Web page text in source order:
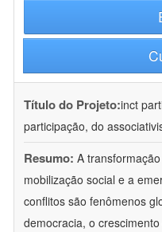
Título do Projeto:inct
participação, do
Resumo: A
mobilização social e a
conflitos são fenômenos
democracia, o